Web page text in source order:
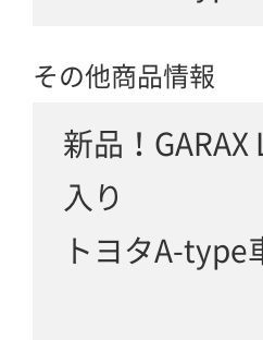
その他商品情報
新品！
入り
トヨタA-type